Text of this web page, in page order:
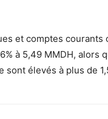
et comptes courants
à 5,49 MMDH, alors
sont élevés à plus de